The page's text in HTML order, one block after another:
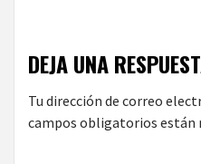
DEJA UNA
Tu dirección de correo
campos obligatorios están